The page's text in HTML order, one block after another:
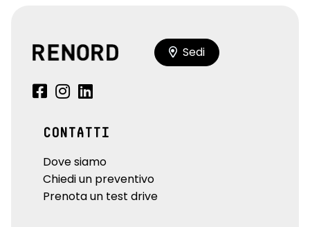
Sedi
CONTATTI
Dove siamo
Chiedi un preventivo
Prenota un test drive